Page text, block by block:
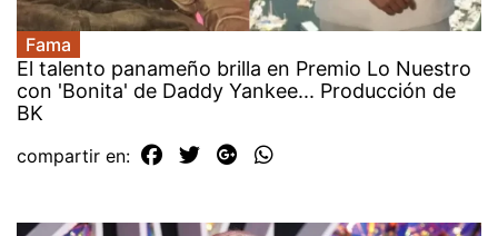
Fama
El talento panameño brilla en Premio Lo Nuestro
con 'Bonita' de Daddy Yankee... Producción de
BK
compartir en: